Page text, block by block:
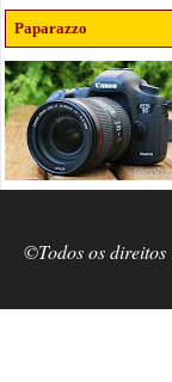
Paparazzo
©Todos os direitos